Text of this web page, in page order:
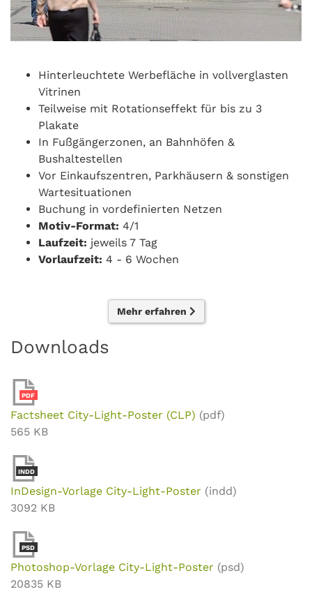
Hinterleuchtete Werbefläche in vollverglasten
Vitrinen
Teilweise mit Rotationseffekt für bis zu 3
Plakate
In Fußgängerzonen, an Bahnhöfen &
Bushaltestellen
Vor Einkaufszentren, Parkhäusern & sonstigen
Wartesituationen
Buchung in vordefinierten Netzen
Motiv-Format: 4/1
Laufzeit: jeweils 7 Tag
Vorlaufzeit: 4 - 6 Wochen
Mehr erfahren
Downloads
PDF
Factsheet City-Light-Poster (CLP) (pdf)
565 KB
INDD
InDesign-Vorlage City-Light-Poster (indd)
3092 KB
PSD
Photoshop-Vorlage City-Light-Poster (psd)
20835 KB